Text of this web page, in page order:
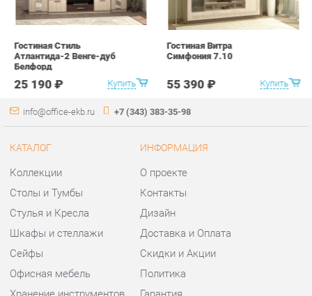
info@office-ekb.ru +7 (343) 383-35-98
КАТАЛОГ
Коллекции
Стулья и Кресла
Сейфы
Офисная мебель
Хранение инструментов
Мягкая офисная мебель
ИНФОРМАЦИЯ
О проекте
Дизайн
Скидки и Акции
Политика
Гарантия
Помощь
ГОРОДА
Весь мир
Екатеринбург
Шоурум и склад самовывоза
Адрес: г.Екатеринбург,